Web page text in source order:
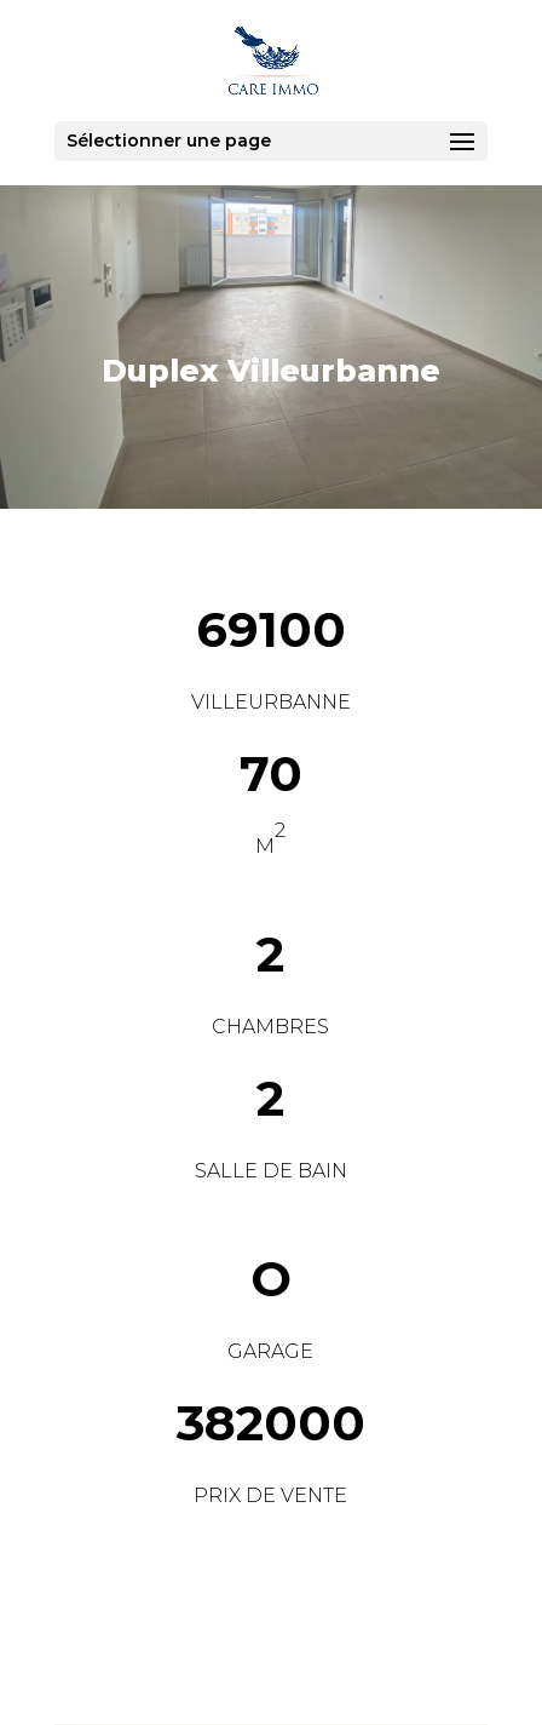
Sélectionner une page
Duplex Villeurbanne
69100
VILLEURBANNE
70
M
2
2
CHAMBRES
2
SALLE DE BAIN
O
GARAGE
382000
PRIX DE VENTE